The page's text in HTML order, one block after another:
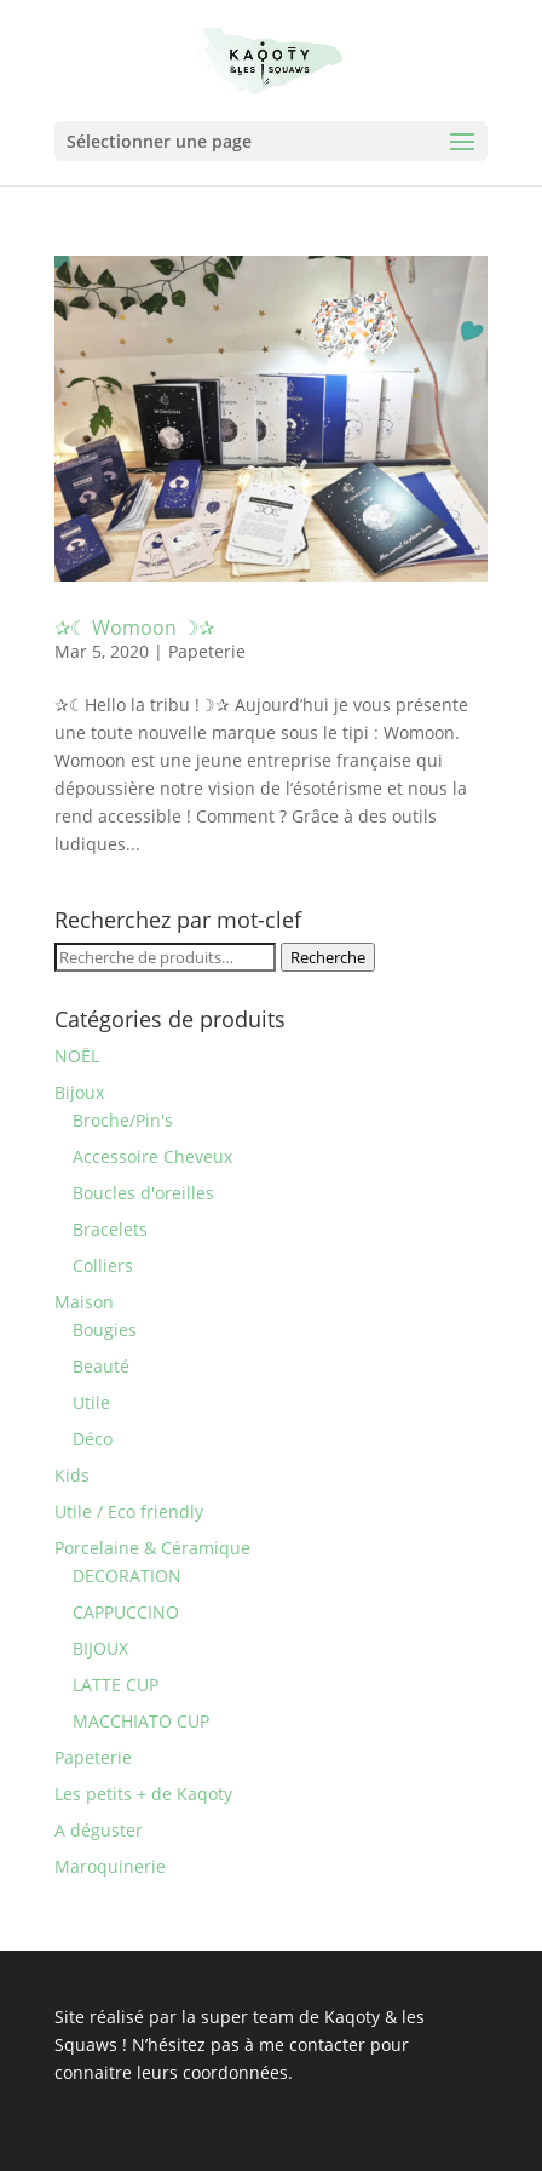
Sélectionner une page
✰☾ Womoon ☽✰
Mar 5, 2020| Papeterie
✰☾Hello la tribu !☽✰ Aujourd’hui je vous présente
une toute nouvelle marque sous le tipi : Womoon.
Womoon est une jeune entreprise française qui
dépoussière notre vision de l’ésotérisme et nous la
rend accessible ! Comment ? Grâce à des outils
ludiques...
Recherchez par mot-clef
Recherche
Recherche
Catégories de produits
NOËL
Bijoux
Broche/Pin's
Accessoire Cheveux
Boucles d'oreilles
Bracelets
Colliers
Maison
Bougies
Beauté
Utile
Déco
Kids
Utile / Eco friendly
Porcelaine & Céramique
DECORATION
CAPPUCCINO
BIJOUX
LATTE CUP
MACCHIATO CUP
Papeterie
Les petits + de Kaqoty
A déguster
Maroquinerie
Site réalisé par la super team de Kaqoty & les
Squaws ! N’hésitez pas à me contacterpour
connaitre leurs coordonnées.